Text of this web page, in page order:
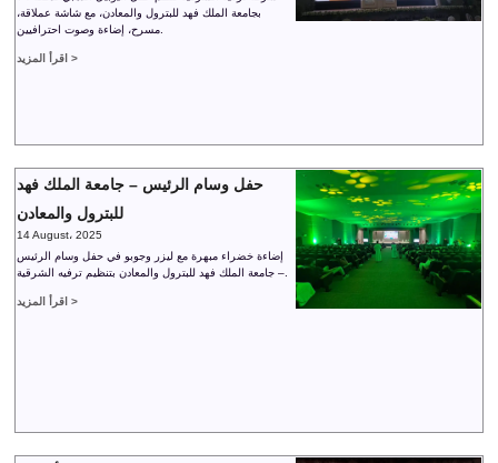
بجامعة الملك فهد للبترول والمعادن، مع شاشة عملاقة،
اقرأ المزيد >
حفل وسام الرئيس – جامعة الملك فهد
للبترول والمعادن
14 August، 2025
إضاءة خضراء مبهرة مع ليزر وجوبو في حفل وسام الرئيس
اقرأ المزيد >